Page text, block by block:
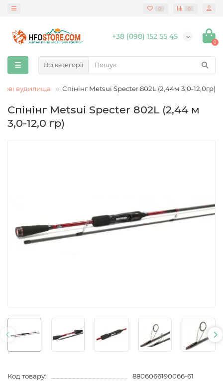
0 0
+38 (098) 152 55 45
0
Всі категорії
вудилища Спінінг Metsui Specter 802L (2,44м 3,0-12,0гр)
Спінінг Metsui Specter 802L (2,44 м
3,0-12,0 гр)
Код товару:
8806066190066-61